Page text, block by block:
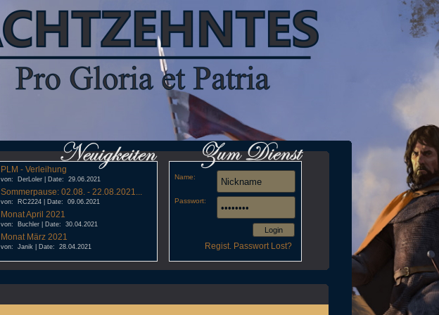
PLM - Verleihung
von: DerLoler | Date: 29.06.2021
Sommerpause: 02.08. - 22.08.2021...
von: RC2224 | Date: 09.06.2021
Monat April 2021
von: Buchler | Date: 30.04.2021
Monat März 2021
von: Janik | Date: 28.04.2021
Name:
Passwort:
Login
Regist. Passwort Lost?